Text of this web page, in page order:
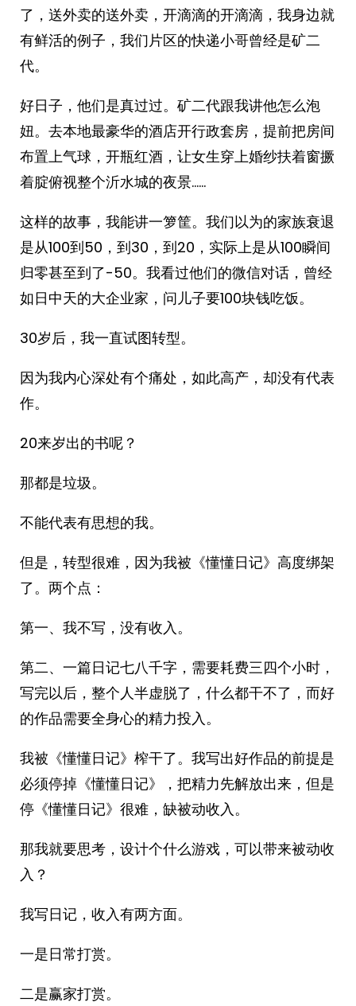
了，送外卖的送外卖，开滴滴的开滴滴，我身边就
有鲜活的例子，我们片区的快递小哥曾经是矿二
代。
好日子，他们是真过过。矿二代跟我讲他怎么泡
妞。去本地最豪华的酒店开行政套房，提前把房间
布置上气球，开瓶红酒，让女生穿上婚纱扶着窗撅
着腚俯视整个沂水城的夜景……
这样的故事，我能讲一箩筐。我们以为的家族衰退
是从100到50，到30，到20，实际上是从100瞬间
归零甚至到了-50。我看过他们的微信对话，曾经
如日中天的大企业家，问儿子要100块钱吃饭。
30岁后，我一直试图转型。
因为我内心深处有个痛处，如此高产，却没有代表
作。
20来岁出的书呢？
那都是垃圾。
不能代表有思想的我。
但是，转型很难，因为我被《懂懂日记》高度绑架
了。两个点：
第一、我不写，没有收入。
第二、一篇日记七八千字，需要耗费三四个小时，
写完以后，整个人半虚脱了，什么都干不了，而好
的作品需要全身心的精力投入。
我被《懂懂日记》榨干了。我写出好作品的前提是
必须停掉《懂懂日记》，把精力先解放出来，但是
停《懂懂日记》很难，缺被动收入。
那我就要思考，设计个什么游戏，可以带来被动收
入？
我写日记，收入有两方面。
一是日常打赏。
二是赢家打赏。